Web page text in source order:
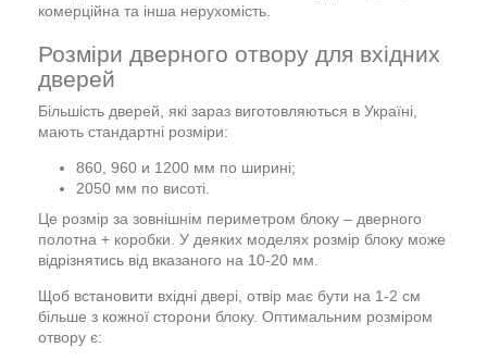
комерційна та інша нерухомість.
Розміри дверного отвору для вхідних
дверей
Більшість дверей, які зараз виготовляються в Україні,
мають стандартні розміри:
860, 960 и 1200 мм по ширині;
2050 мм по висоті.
Це розмір за зовнішнім периметром блоку – дверного
полотна + коробки. У деяких моделях розмір блоку може
відрізнятись від вказаного на 10-20 мм.
Щоб встановити вхідні двері, отвір має бути на 1-2 см
більше з кожної сторони блоку. Оптимальним розміром
отвору є: